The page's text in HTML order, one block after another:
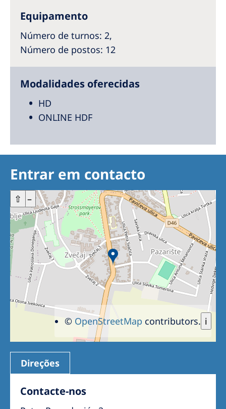
NephroCare International
Equipamento
Número de turnos: 2,
Número de postos: 12
Modalidades oferecidas
HD
ONLINE HDF
Entrar em contacto
+ –
⇧
i
© OpenStreetMap contributors.
Direções
Contacte-nos